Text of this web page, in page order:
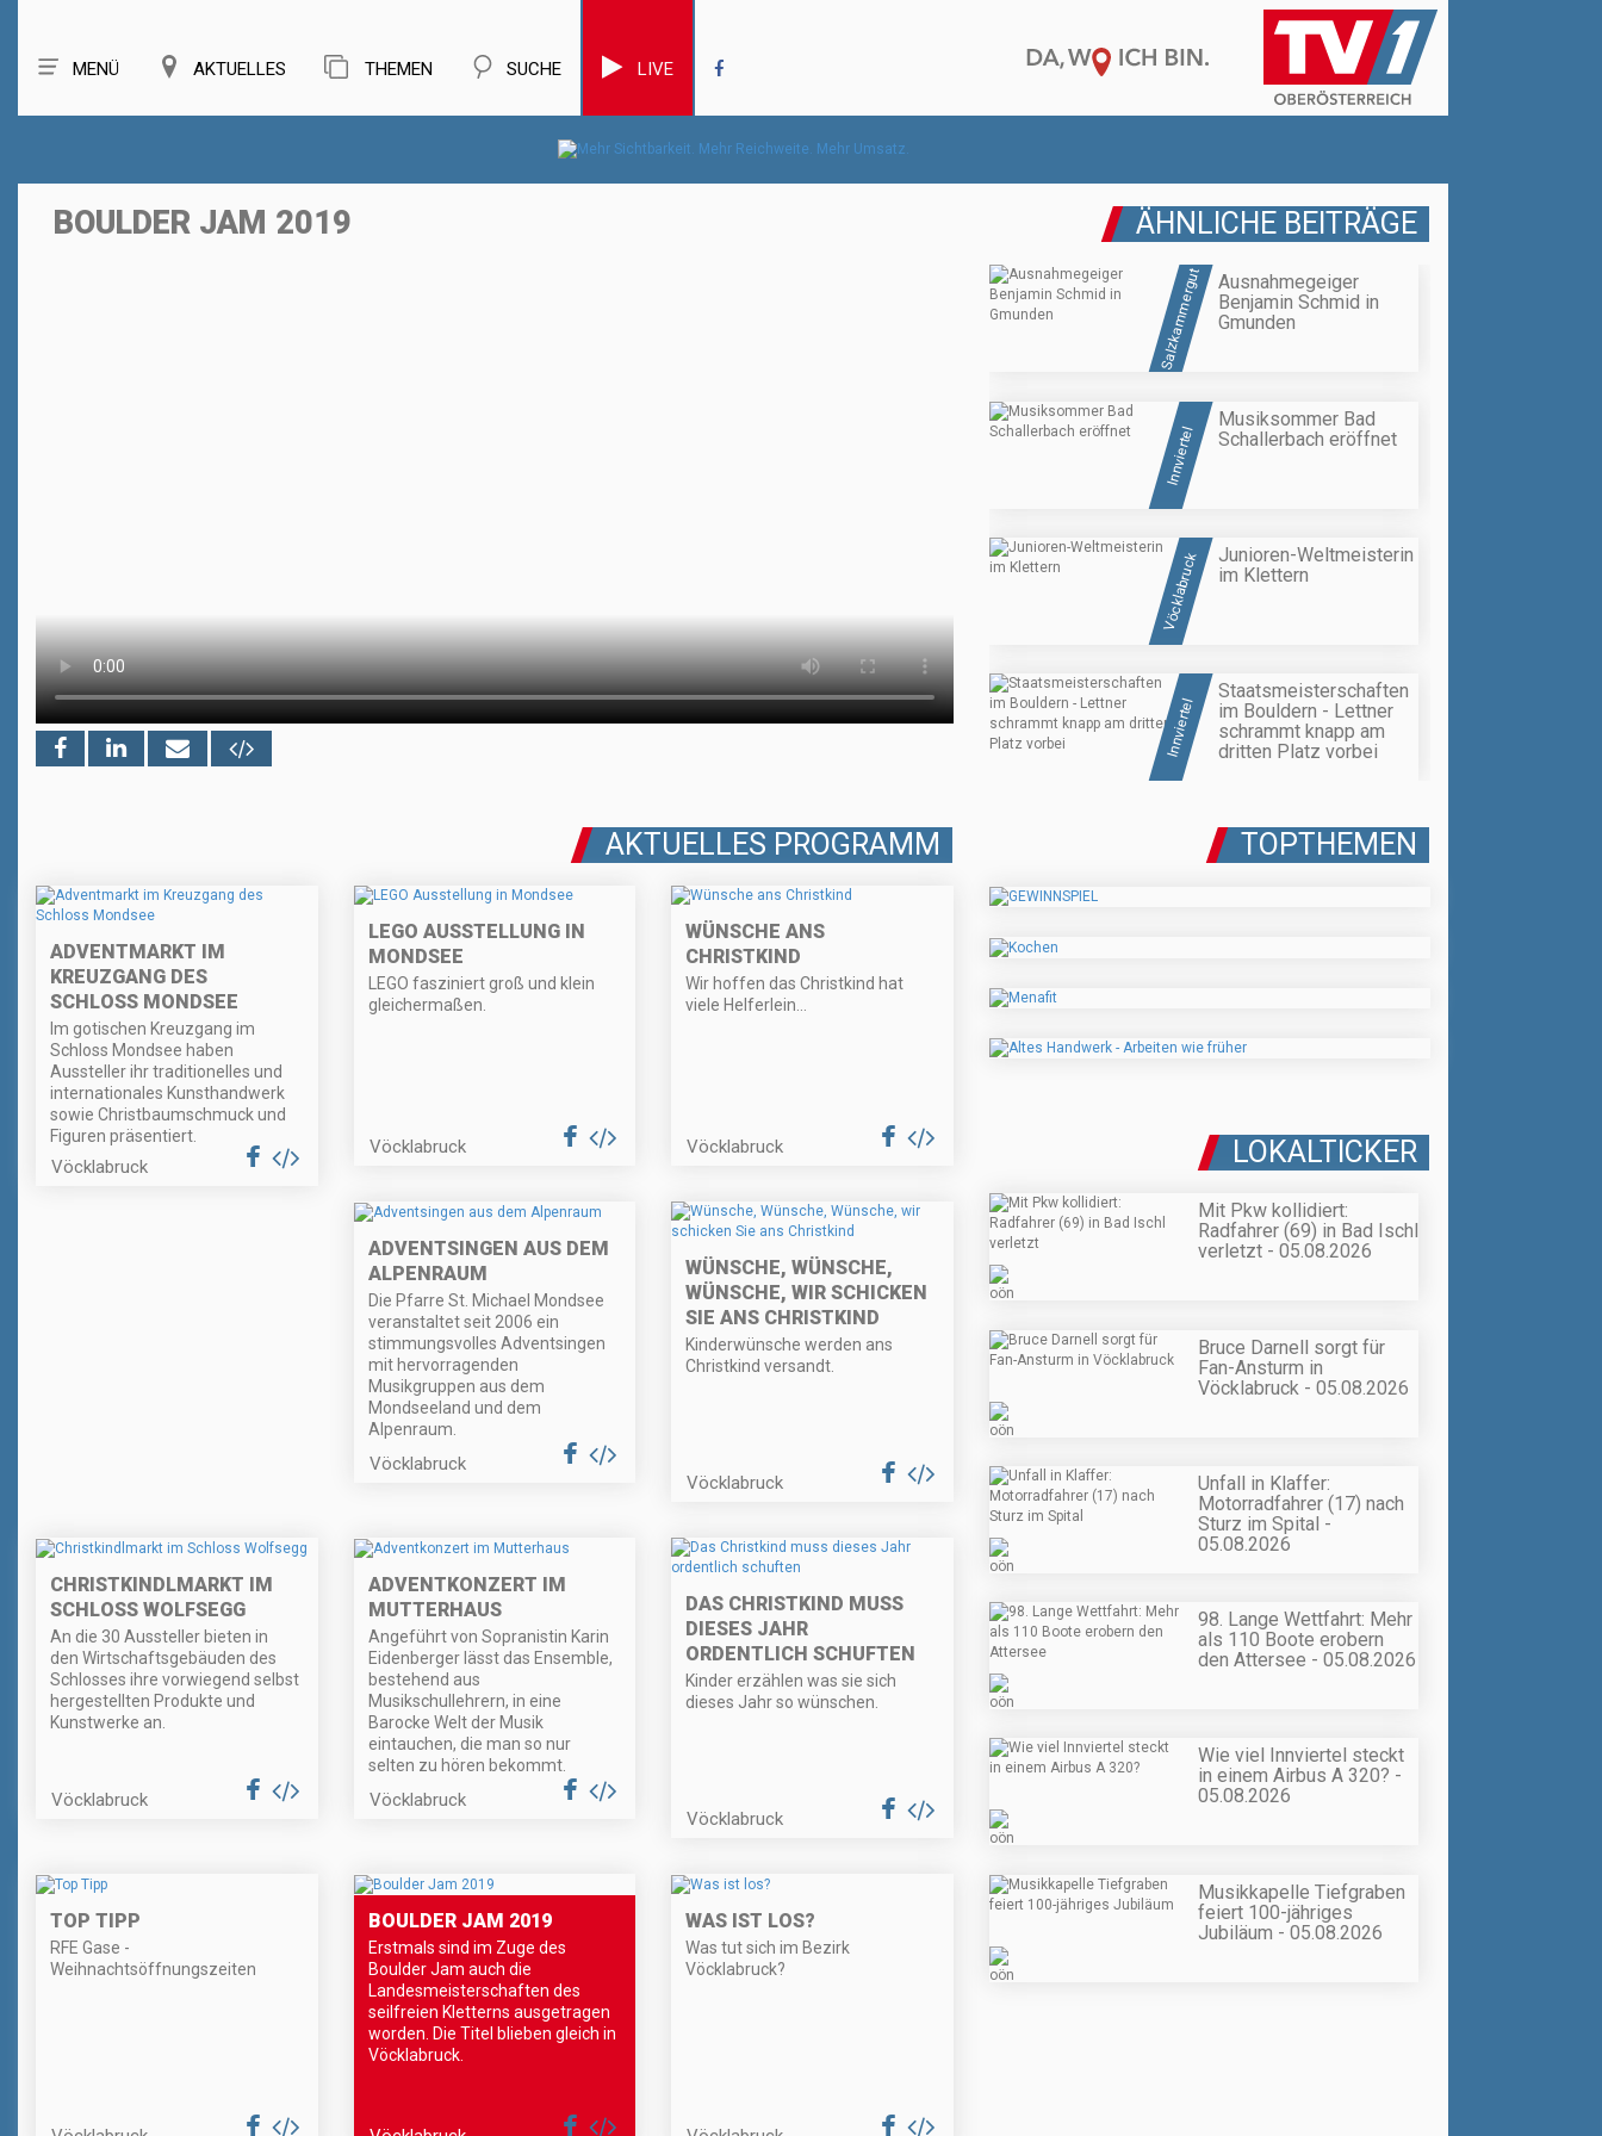
MENÜ AKTUELLES THEMEN SUCHE LIVE
BOULDER JAM 2019 ÄHNLICHE BEITRÄGE
Salzkammergut
Ausnahmegeiger
Benjamin Schmid in
Gmunden
Innviertel
Musiksommer Bad
Schallerbach eröffnet
Vöcklabruck
Junioren-Weltmeisterin
im Klettern
Innviertel
Staatsmeisterschaften
im Bouldern - Lettner
schrammt knapp am
dritten Platz vorbei
AKTUELLES PROGRAMM
ADVENTMARKT IM
KREUZGANG DES
SCHLOSS MONDSEE
Im gotischen Kreuzgang im
Schloss Mondsee haben
Aussteller ihr traditionelles und
internationales Kunsthandwerk
sowie Christbaumschmuck und
Figuren präsentiert.
Vöcklabruck
LEGO AUSSTELLUNG IN
MONDSEE
LEGO fasziniert groß und klein
gleichermaßen.
Vöcklabruck
WÜNSCHE ANS
CHRISTKIND
Wir hoffen das Christkind hat
viele Helferlein...
Vöcklabruck
ADVENTSINGEN AUS DEM
ALPENRAUM
Die Pfarre St. Michael Mondsee
veranstaltet seit 2006 ein
stimmungsvolles Adventsingen
mit hervorragenden
Musikgruppen aus dem
Mondseeland und dem
Alpenraum.
Vöcklabruck
WÜNSCHE, WÜNSCHE,
WÜNSCHE, WIR SCHICKEN
SIE ANS CHRISTKIND
Kinderwünsche werden ans
Christkind versandt.
Vöcklabruck
CHRISTKINDLMARKT IM
SCHLOSS WOLFSEGG
An die 30 Aussteller bieten in
den Wirtschaftsgebäuden des
Schlosses ihre vorwiegend selbst
hergestellten Produkte und
Kunstwerke an.
Vöcklabruck
ADVENTKONZERT IM
MUTTERHAUS
Angeführt von Sopranistin Karin
Eidenberger lässt das Ensemble,
bestehend aus
Musikschullehrern, in eine
Barocke Welt der Musik
eintauchen, die man so nur
selten zu hören bekommt.
Vöcklabruck
DAS CHRISTKIND MUSS
DIESES JAHR
ORDENTLICH SCHUFTEN
Kinder erzählen was sie sich
dieses Jahr so wünschen.
Vöcklabruck
TOP TIPP
RFE Gase -
Weihnachtsöffnungszeiten
BOULDER JAM 2019
Erstmals sind im Zuge des
Boulder Jam auch die
Landesmeisterschaften des
seilfreien Kletterns ausgetragen
worden. Die Titel blieben gleich in
Vöcklabruck.
WAS IST LOS?
Was tut sich im Bezirk
Vöcklabruck?
TOPTHEMEN
LOKALTICKER
Mit Pkw kollidiert:
Radfahrer (69) in Bad Ischl
verletzt - 05.08.2026
Bruce Darnell sorgt für
Fan-Ansturm in
Vöcklabruck - 05.08.2026
Unfall in Klaffer:
Motorradfahrer (17) nach
Sturz im Spital -
05.08.2026
98. Lange Wettfahrt: Mehr
als 110 Boote erobern
den Attersee - 05.08.2026
Wie viel Innviertel steckt
in einem Airbus A 320? -
05.08.2026
Musikkapelle Tiefgraben
feiert 100-jähriges
Jubiläum - 05.08.2026